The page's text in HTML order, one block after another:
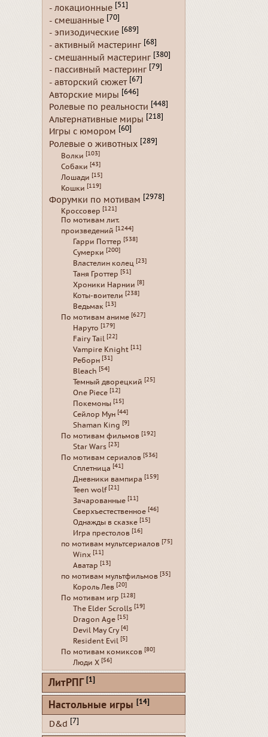
- локационные [51]
- смешанные [70]
- эпизодические [689]
- активный мастеринг [68]
- смешанный мастеринг [380]
- пассивный мастеринг [79]
- авторский сюжет [67]
Авторские миры [646]
Ролевые по реальности [448]
Альтернативные миры [218]
Игры с юмором [60]
Ролевые о животных [289]
Волки [103]
Собаки [43]
Лошади [15]
Кошки [119]
Форумки по мотивам [2978]
Кроссовер [121]
По мотивам лит.
произведений [1244]
Гарри Поттер [538]
Сумерки [200]
Властелин колец [23]
Таня Гроттер [51]
Хроники Нарнии [8]
Коты-воители [238]
Ведьмак [13]
По мотивам аниме [627]
Наруто [179]
Fairy Tail [22]
Vampire Knight [11]
Реборн [31]
Bleach [54]
Темный дворецкий [25]
One Piece [12]
Покемоны [15]
Сейлор Мун [44]
Shaman King [9]
По мотивам фильмов [192]
Star Wars [23]
По мотивам сериалов [536]
Сплетница [41]
Дневники вампира [159]
Teen wolf [21]
Зачарованные [11]
Сверхъестественное [46]
Однажды в сказке [15]
Игра престолов [16]
по мотивам мультсериалов [75]
Winx [11]
Аватар [13]
по мотивам мультфильмов [35]
Король Лев [20]
По мотивам игр [128]
The Elder Scrolls [19]
Dragon Age [15]
Devil May Cry [4]
Resident Evil [5]
По мотивам комиксов [80]
Люди Х [56]
ЛитРПГ [1]
Настольные игры [14]
D&d [7]